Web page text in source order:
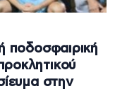
ποδοσφαιρική
στην